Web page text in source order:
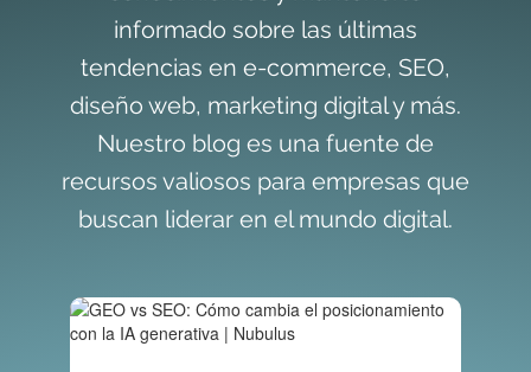
informado sobre las últimas
tendencias en e-commerce, SEO,
diseño web, marketing digital y más.
Nuestro blog es una fuente de
recursos valiosos para empresas que
buscan liderar en el mundo digital.